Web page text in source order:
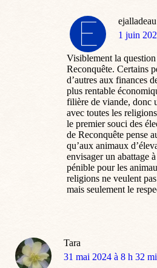
ejalladeau
dit
1 juin
Visiblement la
Reconquête. Certains
d’autres aux finances
plus rentable
filière de viande, donc
avec toutes les
le premier souci des
de Reconquête pense
qu’aux animaux
envisager un abattage
pénible pour les
religions ne veulent
mais seulement le
Tara
dit
31 mai 2024 à 8 h 32